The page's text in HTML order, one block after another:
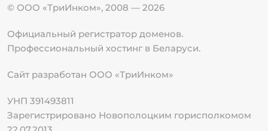
© ООО «ТриИнком», 2008 — 2026
Официальный регистратор доменов.
Профессиональный хостинг в Беларуси.
Сайт разработан ООО «ТриИнком»
УНП 391493811
Зарегистрировано Новополоцким горисполкомом